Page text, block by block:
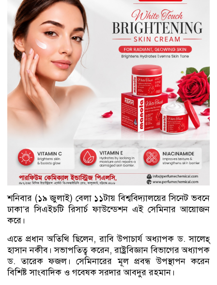
শনিবার (১৯ জুলাই) বেলা ১১টায় বিশ্ববিদ্যালয়ের সিনেট ভবনে
ঢাকা’র সিএইচটি রিসার্চ ফাউন্ডেশন এই সেমিনার আয়োজন
করে।
এতে প্রধান অতিথি ছিলেন, রাবি উপাচার্য অধ্যাপক ড. সালেহ্
হাসান নকীব। সভাপতিত্ব করেন, রাষ্ট্রবিজ্ঞান বিভাগের অধ্যাপক
ড. তারেক ফজল। সেমিনারের মূল প্রবন্ধ উপস্থাপন করেন
বিশিষ্ট সাংবাদিক ও গবেষক সরদার আবদুর রহমান।